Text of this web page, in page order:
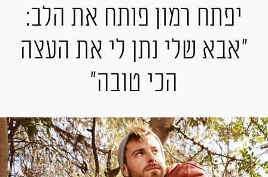
אופנה
ביוטי
סלבס
ערוצים נוספים
המגזין
יפתח רמון פותח את הלב:
"אבא שלי נתן לי את העצה
הכי טובה"